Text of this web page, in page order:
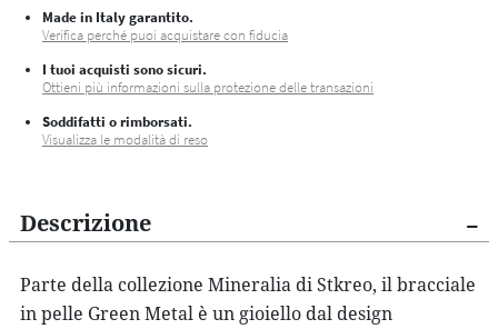
Made in Italy garantito.
Verifica perché puoi acquistare con fiducia
I tuoi acquisti sono sicuri.
Ottieni più informazioni sulla protezione delle transazioni
Soddifatti o rimborsati.
Visualizza le modalità di reso
Descrizione
Parte della collezione Mineralia di Stkreo, ilbracciale
in pelle Green Metal è un gioiello dal design